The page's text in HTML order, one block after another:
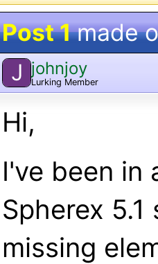
Post 1made
J johnjoy
Lurking Member
Hi,
I've been in
Spherex
missing